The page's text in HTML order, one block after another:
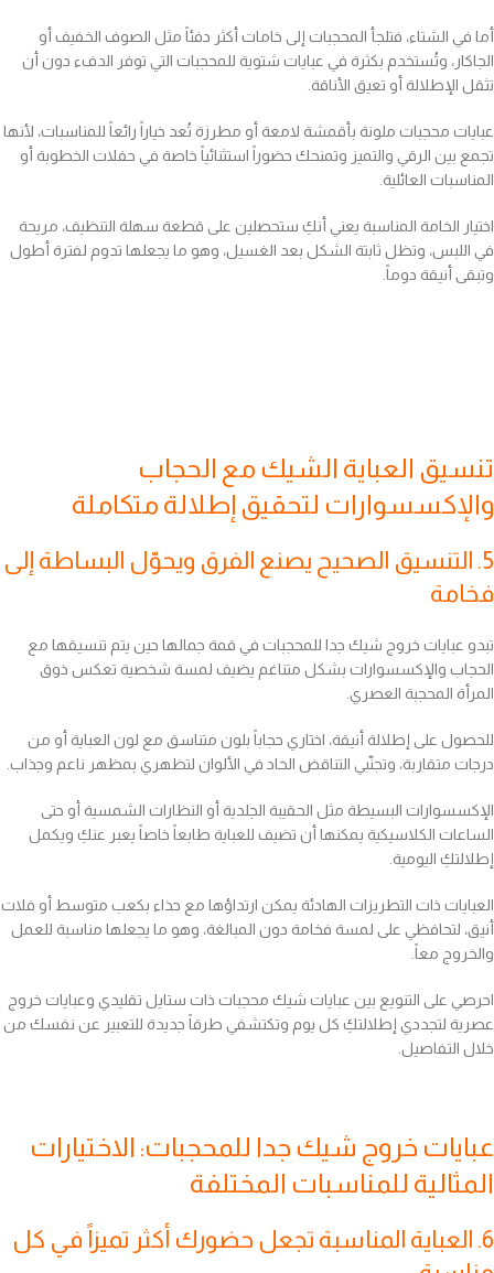
أما في الشتاء، فتلجأ المحجبات إلى خامات أكثر دفئاً مثل الصوف الخفيف أو
الجاكار، وتُستخدم بكثرة في عبايات شتوية للمحجبات التي توفر الدفء دون أن
تثقل الإطلالة أو تعيق الأناقة.
عبايات محجبات ملونة بأقمشة لامعة أو مطرزة تُعد خياراً رائعاً للمناسبات، لأنها
تجمع بين الرقي والتميز وتمنحك حضوراً استثنائياً خاصة في حفلات الخطوبة أو
المناسبات العائلية.
اختيار الخامة المناسبة يعني أنكِ ستحصلين على قطعة سهلة التنظيف، مريحة
في اللبس، وتظل ثابتة الشكل بعد الغسيل، وهو ما يجعلها تدوم لفترة أطول
وتبقى أنيقة دوماً.
تنسيق العباية الشيك مع الحجاب
والإكسسوارات لتحقيق إطلالة متكاملة
5. التنسيق الصحيح يصنع الفرق ويحوّل البساطة إلى
فخامة
تبدو عبايات خروج شيك جدا للمحجبات في قمة جمالها حين يتم تنسيقها مع
الحجاب والإكسسوارات بشكل متناغم يضيف لمسة شخصية تعكس ذوق
المرأة المحجبة العصري.
للحصول على إطلالة أنيقة، اختاري حجاباً بلون متناسق مع لون العباية أو من
درجات متقاربة، وتجنّبي التناقض الحاد في الألوان لتظهري بمظهر ناعم وجذاب.
الإكسسوارات البسيطة مثل الحقيبة الجلدية أو النظارات الشمسية أو حتى
الساعات الكلاسيكية يمكنها أن تضيف للعباية طابعاً خاصاً يعبر عنكِ ويكمل
إطلالتكِ اليومية.
العبايات ذات التطريزات الهادئة يمكن ارتداؤها مع حذاء بكعب متوسط أو فلات
أنيق، لتحافظي على لمسة فخامة دون المبالغة، وهو ما يجعلها مناسبة للعمل
والخروج معاً.
احرصي على التنويع بين عبايات شيك محجبات ذات ستايل تقليدي وعبايات خروج
عصرية لتجددي إطلالتكِ كل يوم وتكتشفي طرقاً جديدة للتعبير عن نفسك من
خلال التفاصيل.
عبايات خروج شيك جدا للمحجبات: الاختيارات
المثالية للمناسبات المختلفة
6. العباية المناسبة تجعل حضورك أكثر تميزاً في كل